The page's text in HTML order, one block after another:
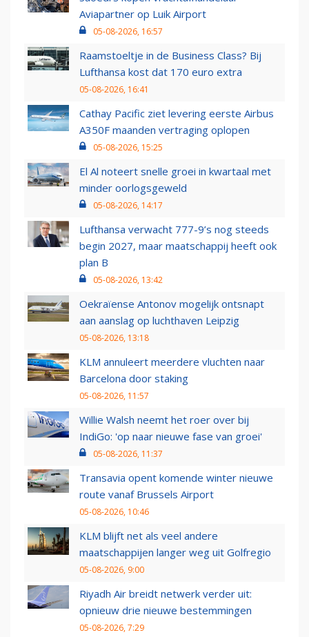
Aviapartner op Luik Airport
05-08-2026, 16:57
Raamstoeltje in de Business Class? Bij
Lufthansa kost dat 170 euro extra
05-08-2026, 16:41
Cathay Pacific ziet levering eerste Airbus
A350F maanden vertraging oplopen
05-08-2026, 15:25
El Al noteert snelle groei in kwartaal met
minder oorlogsgeweld
05-08-2026, 14:17
Lufthansa verwacht 777-9’s nog steeds
begin 2027, maar maatschappij heeft ook
plan B
05-08-2026, 13:42
Oekraïense Antonov mogelijk ontsnapt
aan aanslag op luchthaven Leipzig
05-08-2026, 13:18
KLM annuleert meerdere vluchten naar
Barcelona door staking
05-08-2026, 11:57
Willie Walsh neemt het roer over bij
IndiGo: 'op naar nieuwe fase van groei'
05-08-2026, 11:37
Transavia opent komende winter nieuwe
route vanaf Brussels Airport
05-08-2026, 10:46
KLM blijft net als veel andere
maatschappijen langer weg uit Golfregio
05-08-2026, 9:00
Riyadh Air breidt netwerk verder uit:
opnieuw drie nieuwe bestemmingen
05-08-2026, 7:29